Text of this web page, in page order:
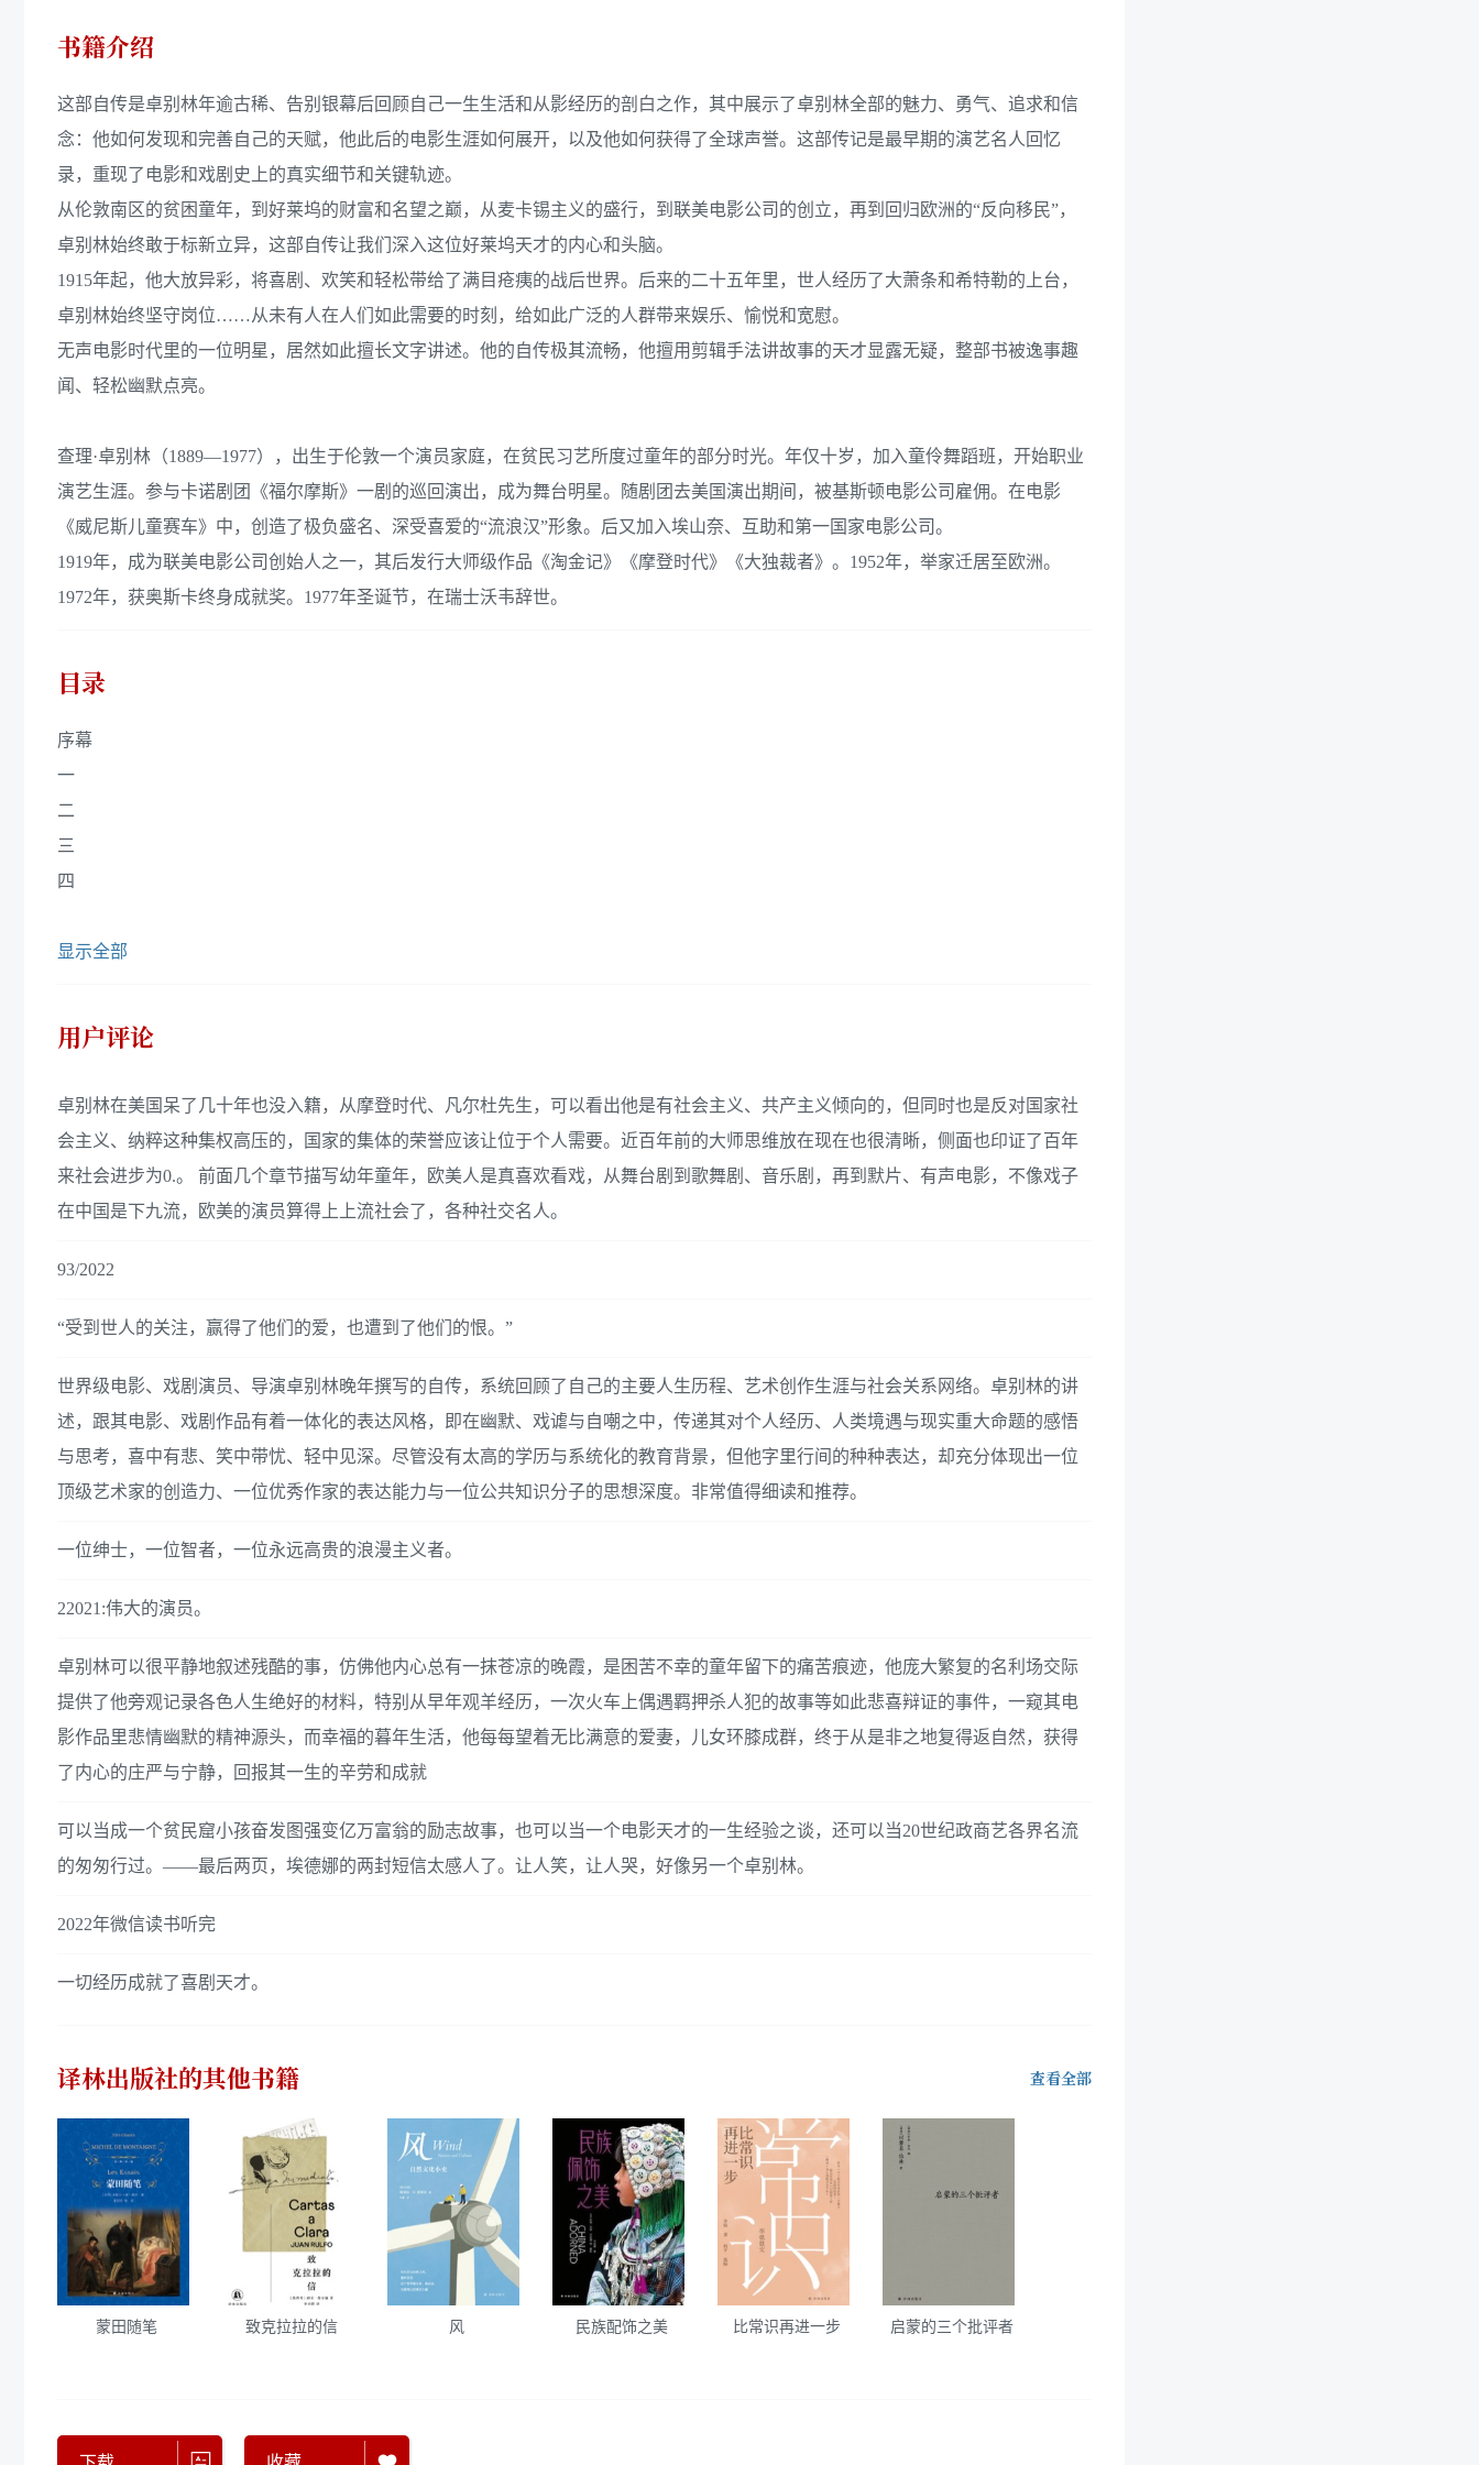
书籍介绍
这部自传是卓别林年逾古稀、告别银幕后回顾自己一生生活和从影经历的剖白之作，其中展示了卓别林全部的魅力、勇气、追求和信
念：他如何发现和完善自己的天赋，他此后的电影生涯如何展开，以及他如何获得了全球声誉。这部传记是最早期的演艺名人回忆
录，重现了电影和戏剧史上的真实细节和关键轨迹。
从伦敦南区的贫困童年，到好莱坞的财富和名望之巅，从麦卡锡主义的盛行，到联美电影公司的创立，再到回归欧洲的“反向移民”，
卓别林始终敢于标新立异，这部自传让我们深入这位好莱坞天才的内心和头脑。
1915年起，他大放异彩，将喜剧、欢笑和轻松带给了满目疮痍的战后世界。后来的二十五年里，世人经历了大萧条和希特勒的上台，
卓别林始终坚守岗位……从未有人在人们如此需要的时刻，给如此广泛的人群带来娱乐、愉悦和宽慰。
无声电影时代里的一位明星，居然如此擅长文字讲述。他的自传极其流畅，他擅用剪辑手法讲故事的天才显露无疑，整部书被逸事趣
闻、轻松幽默点亮。
查理·卓别林（1889—1977），出生于伦敦一个演员家庭，在贫民习艺所度过童年的部分时光。年仅十岁，加入童伶舞蹈班，开始职业
演艺生涯。参与卡诺剧团《福尔摩斯》一剧的巡回演出，成为舞台明星。随剧团去美国演出期间，被基斯顿电影公司雇佣。在电影
《威尼斯儿童赛车》中，创造了极负盛名、深受喜爱的“流浪汉”形象。后又加入埃山奈、互助和第一国家电影公司。
1919年，成为联美电影公司创始人之一，其后发行大师级作品《淘金记》《摩登时代》《大独裁者》。1952年，举家迁居至欧洲。
1972年，获奥斯卡终身成就奖。1977年圣诞节，在瑞士沃韦辞世。
目录
序幕
一
二
三
四
显示全部
用户评论
卓别林在美国呆了几十年也没入籍，从摩登时代、凡尔杜先生，可以看出他是有社会主义、共产主义倾向的，但同时也是反对国家社
会主义、纳粹这种集权高压的，国家的集体的荣誉应该让位于个人需要。近百年前的大师思维放在现在也很清晰，侧面也印证了百年
来社会进步为0.。 前面几个章节描写幼年童年，欧美人是真喜欢看戏，从舞台剧到歌舞剧、音乐剧，再到默片、有声电影，不像戏子
在中国是下九流，欧美的演员算得上上流社会了，各种社交名人。
93/2022
“受到世人的关注，赢得了他们的爱，也遭到了他们的恨。”
世界级电影、戏剧演员、导演卓别林晚年撰写的自传，系统回顾了自己的主要人生历程、艺术创作生涯与社会关系网络。卓别林的讲
述，跟其电影、戏剧作品有着一体化的表达风格，即在幽默、戏谑与自嘲之中，传递其对个人经历、人类境遇与现实重大命题的感悟
与思考，喜中有悲、笑中带忧、轻中见深。尽管没有太高的学历与系统化的教育背景，但他字里行间的种种表达，却充分体现出一位
顶级艺术家的创造力、一位优秀作家的表达能力与一位公共知识分子的思想深度。非常值得细读和推荐。
一位绅士，一位智者，一位永远高贵的浪漫主义者。
22021:伟大的演员。
卓别林可以很平静地叙述残酷的事，仿佛他内心总有一抹苍凉的晚霞，是困苦不幸的童年留下的痛苦痕迹，他庞大繁复的名利场交际
提供了他旁观记录各色人生绝好的材料，特别从早年观羊经历，一次火车上偶遇羁押杀人犯的故事等如此悲喜辩证的事件，一窥其电
影作品里悲情幽默的精神源头，而幸福的暮年生活，他每每望着无比满意的爱妻，儿女环膝成群，终于从是非之地复得返自然，获得
了内心的庄严与宁静，回报其一生的辛劳和成就
可以当成一个贫民窟小孩奋发图强变亿万富翁的励志故事，也可以当一个电影天才的一生经验之谈，还可以当20世纪政商艺各界名流
的匆匆行过。——最后两页，埃德娜的两封短信太感人了。让人笑，让人哭，好像另一个卓别林。
2022年微信读书听完
一切经历成就了喜剧天才。
译林出版社的其他书籍 查看全部
蒙田随笔 致克拉拉的信 风 民族配饰之美 比常识再进一步 启蒙的三个批评者